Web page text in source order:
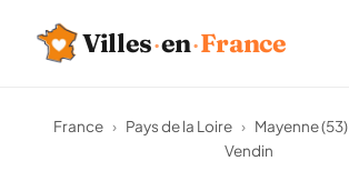
Villes·en·France
France › Pays de la Loire › Mayenne (53)
Vendin